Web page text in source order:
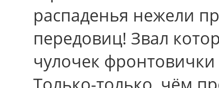
распаденья нежели
передовиц! Звал
чулочек